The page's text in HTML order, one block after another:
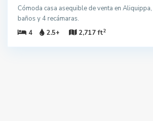
Cómoda casa asequible de venta en
baños y 4 recámaras.
4
2.5+ 2,717 ft2